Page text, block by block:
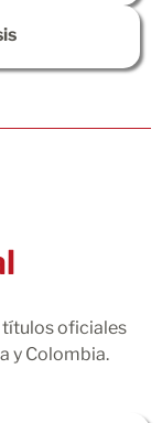
oficiales
y Colombia.